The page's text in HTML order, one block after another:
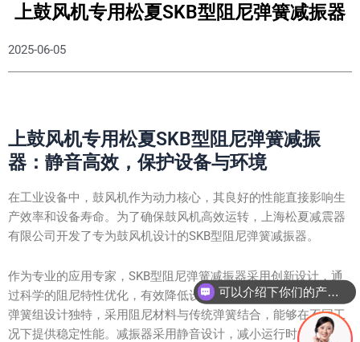
上鼓风机专用松夏SKB型阻尼弹簧减振器
2025-06-05
上鼓风机专用松夏SKB型阻尼弹簧减振
器：静音高效，保护设备与环境
在工业设备中，鼓风机作为动力核心，其良好的性能直接影响生
产效率和设备寿命。为了确保鼓风机高效运转，上海松夏减震器
有限公司开发了专为鼓风机设计的SKB型阻尼弹簧减振器。
作为专业的应用专家，SKB型阻尼弹簧减振器采用创新设计，通
过科学的阻尼特性优化，有效降低设备运行时的振动和噪音。其
弹簧组设计独特，采用阻尼材料与传统弹簧结合，能够在不同工
况下提供稳定性能。减振器采用静音设计，减小运行时的噪音，
可以介绍下你们的产品么？